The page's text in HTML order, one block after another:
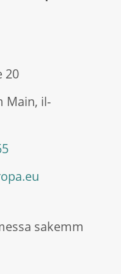
20
Main, il-
sakemm